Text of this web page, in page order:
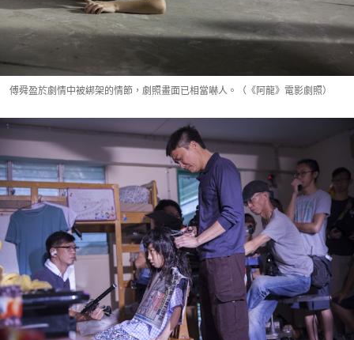
傅舜盈於劇情中被綁架的情節，劇照畫面已相當嚇人。（《阿龍》電影劇照）